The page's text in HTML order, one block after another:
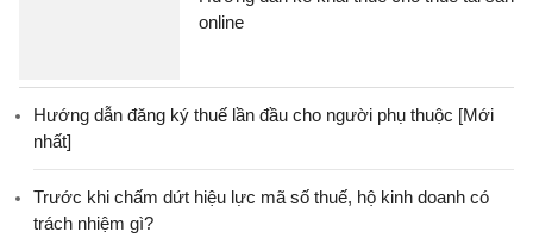
online
Hướng dẫn đăng ký thuế lần đầu cho người phụ thuộc [Mới
nhất]
Trước khi chấm dứt hiệu lực mã số thuế, hộ kinh doanh có
trách nhiệm gì?